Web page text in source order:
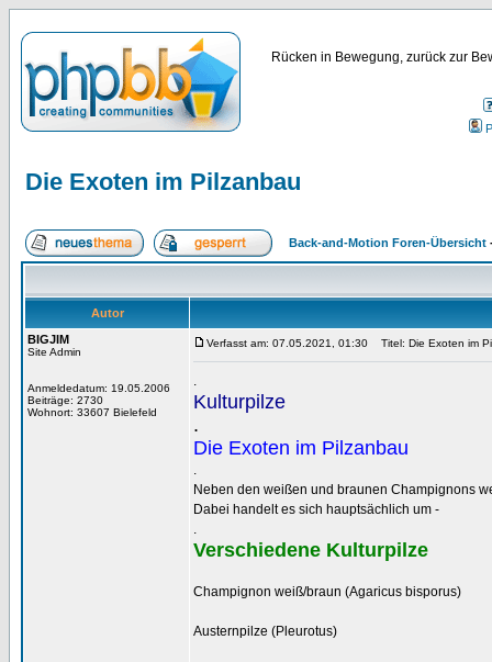
Rücken in Bewegung, zurück zur
Die Exoten im Pilzanbau
Back-and-Motion Foren-Übersicht
Autor
BIGJIM
Site Admin
Anmeldedatum: 19.05.2006
Beiträge: 2730
Wohnort: 33607 Bielefeld
Verfasst am: 07.05.2021, 01:30 Titel: Die Exoten im
.
Kulturpilze
.
Die Exoten im Pilzanbau
.
Neben den weißen und braunen Champignons
Dabei handelt es sich hauptsächlich um -
.
Verschiedene Kulturpilze
Champignon weiß/braun (Agaricus bisporus)
Austernpilze (Pleurotus)